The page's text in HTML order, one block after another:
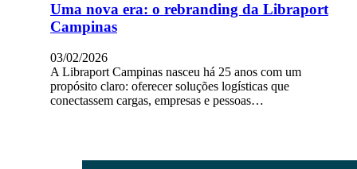
Uma nova era: o rebranding da Libraport
Campinas
03/02/2026
A Libraport Campinas nasceu há 25 anos com um
propósito claro: oferecer soluções logísticas que
conectassem cargas, empresas e pessoas…